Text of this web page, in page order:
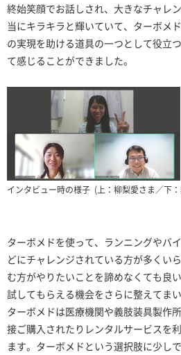
終始笑顔でお話しされ、大きなチャレ
当にキラキラと輝いていて、ターボメ
の実現を助ける道具の一つとして役立
て感じることができました。
インタビュー時の様子 (上：柳梨愛さま／下
ターボメドを使って、ランニングやバ
どにチャレンジされている方が多くい
む方がやりたいことを諦めなくても良
試してもらえる機会をさらに整えてまい
ターボメドは医療機関や義肢装具製作
接ご購入されたりレンタルサービスを
ます。ターボメドという選択肢に少し